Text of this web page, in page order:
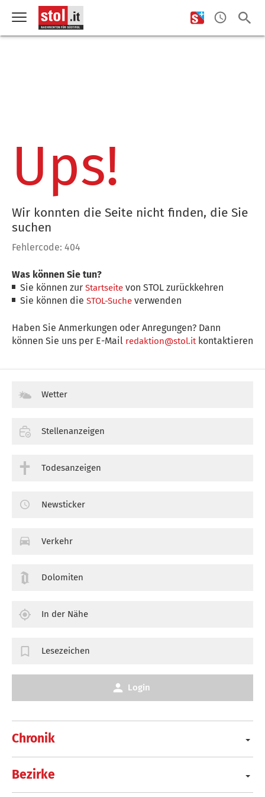
Ups!
Wir konnten die Seite nicht finden, die Sie
suchen
Fehlercode: 404
Was können Sie tun?
Sie können zurStartseite von STOL zurückkehren
Sie können dieSTOL-Suche verwenden
Haben Sie Anmerkungen oder Anregungen? Dann
können Sie uns per E-Mail redaktion@stol.itkontaktieren
Chronik
Bezirke
Wetter
Stellenanzeigen
Todesanzeigen
Newsticker
Verkehr
Dolomiten
In der Nähe
Lesezeichen
Login